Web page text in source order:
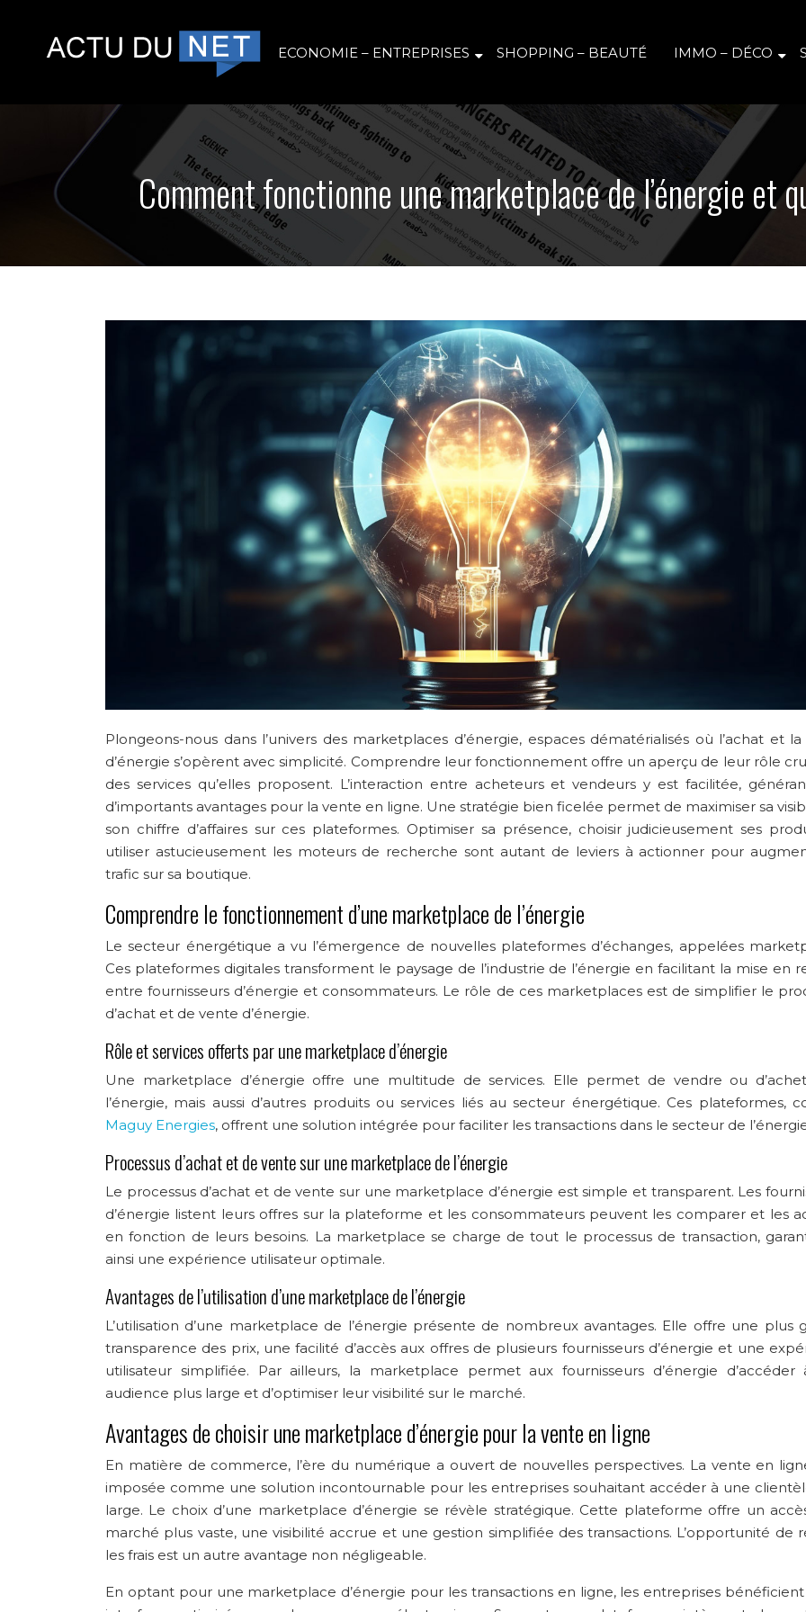
ECONOMIE – ENTREPRISES SHOPPING – BEAUTÉ IMMO – DÉCO
Comment fonctionne une marketplace de l’énergie et
Plongeons-nous dans l’univers des marketplaces d’énergie, espaces dématérialisés où l’achat et
d’énergie s’opèrent avec simplicité. Comprendre leur fonctionnement offre un aperçu de leur rôle
des services qu’elles proposent. L’interaction entre acheteurs et vendeurs y est facilitée,
d’importants avantages pour la vente en ligne. Une stratégie bien ficelée permet de maximiser sa
son chiffre d’affaires sur ces plateformes. Optimiser sa présence, choisir judicieusement ses
utiliser astucieusement les moteurs de recherche sont autant de leviers à actionner pour
trafic sur sa boutique.
Comprendre le fonctionnement d’une marketplace de l’énergie
Le secteur énergétique a vu l’émergence de nouvelles plateformes d’échanges, appelées
Ces plateformes digitales transforment le paysage de l’industrie de l’énergie en facilitant la mise en
entre fournisseurs d’énergie et consommateurs. Le rôle de ces marketplaces est de simplifier le
d’achat et de vente d’énergie.
Rôle et services offerts par une marketplace d’énergie
Une marketplace d’énergie offre une multitude de services. Elle permet de vendre ou
l’énergie, mais aussi d’autres produits ou services liés au secteur énergétique. Ces plateformes,
Maguy Energies, offrent une solution intégrée pour faciliter les transactions dans le secteur de
Processus d’achat et de vente sur une marketplace de l’énergie
Le processus d’achat et de vente sur une marketplace d’énergie est simple et transparent. Les
d’énergie listent leurs offres sur la plateforme et les consommateurs peuvent les comparer et les
en fonction de leurs besoins. La marketplace se charge de tout le processus de transaction,
ainsi une expérience utilisateur optimale.
Avantages de l’utilisation d’une marketplace de l’énergie
L’utilisation d’une marketplace de l’énergie présente de nombreux avantages. Elle offre une plus
transparence des prix, une facilité d’accès aux offres de plusieurs fournisseurs d’énergie et une
utilisateur simplifiée. Par ailleurs, la marketplace permet aux fournisseurs d’énergie d’accéder
audience plus large et d’optimiser leur visibilité sur le marché.
Avantages de choisir une marketplace d’énergie pour la vente en ligne
En matière de commerce, l’ère du numérique a ouvert de nouvelles perspectives. La vente en
imposée comme une solution incontournable pour les entreprises souhaitant accéder à une
large. Le choix d’une marketplace d’énergie se révèle stratégique. Cette plateforme offre un
marché plus vaste, une visibilité accrue et une gestion simplifiée des transactions. L’opportunité de
les frais est un autre avantage non négligeable.
En optant pour une marketplace d’énergie pour les transactions en ligne, les entreprises bénéficient